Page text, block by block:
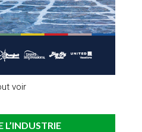
voir
L’INDUSTRIE